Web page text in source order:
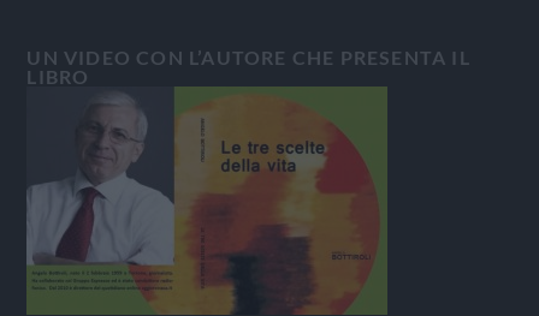
UN VIDEO CON L’AUTORE CHE PRESENTA IL
LIBRO